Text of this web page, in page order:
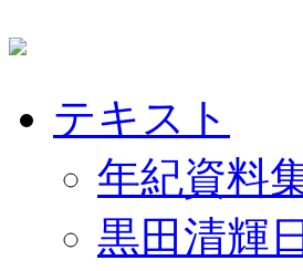
テキスト
年紀資料
黒田清輝